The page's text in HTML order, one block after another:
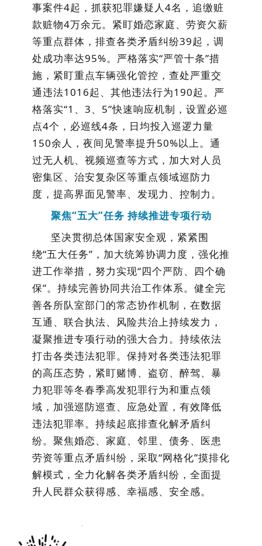
事案件4起，抓获犯罪嫌疑人4名，追缴赃
款赃物4万余元。 紧盯婚恋家庭、劳资欠薪
等重点群体， 排查各类矛盾纠纷39起，调
处成功率达95%。 严格落实“严管十条”措
施，紧盯重点车辆强化管控，查处严重交
通违法1016起、其他违法行为190起。 严
格落实“1、3、5”快速响应机制， 设置必巡
点4个，必巡线4条，日均投入巡逻力量
150余 人 ， 夜间见警率提升50%以上。 通
过无人机、视频巡查等方式，加大对人员
密集区、治安复杂区等重点领域巡防力
度，提高界面见警率、发现力、控制力。
聚焦“五大”任务 持续推进专项行动
坚决贯彻总体国家安全观，紧紧围
绕“五大任务”，加大统筹协调力度，强化推
进工作举措，努力实现“四个严防、四个确
保”。 持续完善协同共治工作体系。 健全完
善各所队室部门的常态协作机制，在数据
互通、联合执法、风险共治上持续发力，
凝聚推进专项行动的强大合力。 持续依法
打击各类违法犯罪。 保持对各类违法犯罪
的高压态势， 紧盯赌博、盗窃、醉驾、暴
力犯罪等冬春季高发犯罪行为和重点领
域，加强巡防巡查、应急处置，有效降低
违法犯罪率。 持续起底排查化解矛盾纠
纷。 聚焦婚恋、家庭、邻里、债务、医患
劳资等重点矛盾纠纷，采取“网格化”摸排化
解模式，全力化解各类矛盾纠纷，全面提
升人民群众获得感、幸福感、安全感。
x